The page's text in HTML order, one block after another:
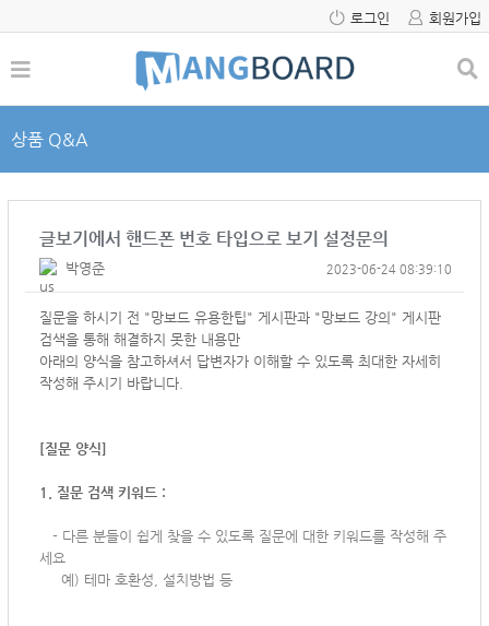
로그인 회원가입
상품 Q&A
글보기에서 핸드폰 번호 타입으로 보기 설정문의
박영준 2023-06-24 08:39:10
질문을 하시기 전 "망보드 유용한팁" 게시판과 "망보드 강의" 게시판
검색을 통해 해결하지 못한 내용만
아래의 양식을 참고하셔서 답변자가 이해할 수 있도록 최대한 자세히
작성해 주시기 바랍니다.
[질문 양식]
1. 질문 검색 키워드 :
- 다른 분들이 쉽게 찾을 수 있도록 질문에 대한 키워드를 작성해 주
세요
예) 테마 호환성, 설치방법 등